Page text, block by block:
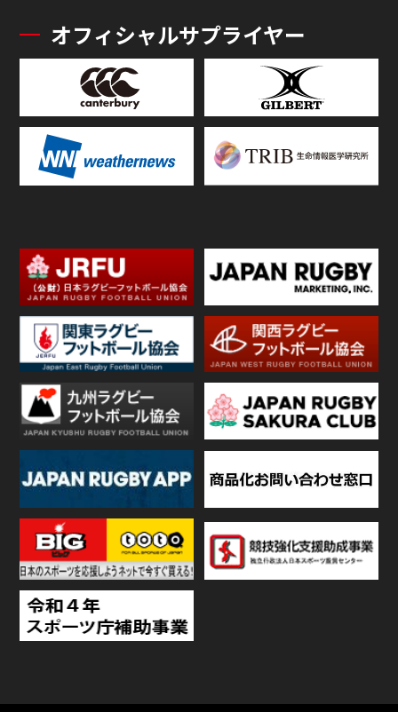
オフィシャルサプライヤー